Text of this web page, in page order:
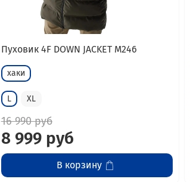
Пуховик 4F DOWN JACKET M246
хаки
L XL
16 990 руб
8 999 руб
В корзину